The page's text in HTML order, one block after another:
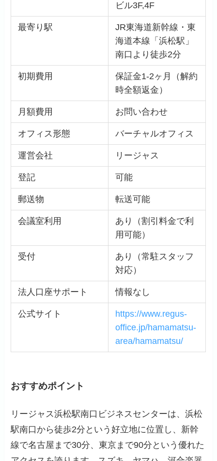
ビル3F,4F
最寄り駅
JR東海道新幹線・東
海道本線「浜松駅」
南口より徒歩2分
初期費用
保証金1-2ヶ月（解約
時全額返金）
月額費用 お問い合わせ
オフィス形態 バーチャルオフィス
運営会社 リージャス
登記 可能
郵送物 転送可能
会議室利用
あり（割引料金で利
用可能）
受付
あり（常駐スタッフ
対応）
法人口座サポート 情報なし
公式サイト
https://www.regus-
office.jp/hamamatsu-
area/hamamatsu/
おすすめポイント
リージャス浜松駅南口ビジネスセンターは、浜松
駅南口から徒歩2分という好立地に位置し、新幹
線で名古屋まで30分、東京まで90分という優れた